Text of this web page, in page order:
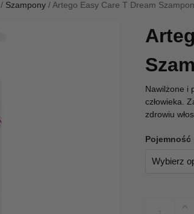
/ Szampony /Artego Easy Care T Dream
Nawilżone i
człowieka.
zdrowiu
Pojemność